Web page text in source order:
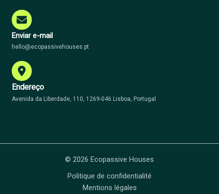
Enviar e-mail
hello@ecopassivehouses.pt
Endereço
Avenida da Liberdade, 110, 1269-046 Lisboa, Portugal
© 2026 Ecopassive Houses
Politique de confidentialité
Mentions légales